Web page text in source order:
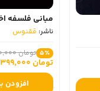
مبانی فلسفه
ناشر: ققنوس
5٪ تومان 420,000
تومان 399,000
افزودن